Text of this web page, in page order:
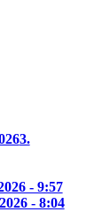
3.
- 9:57
- 8:04